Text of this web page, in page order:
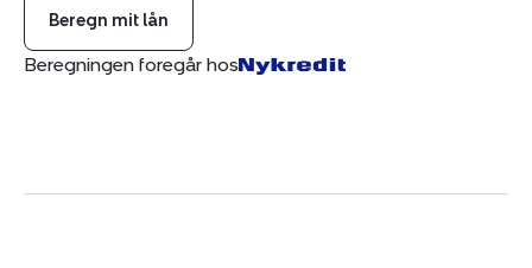
Beregn mit lån
Beregningen foregår hos